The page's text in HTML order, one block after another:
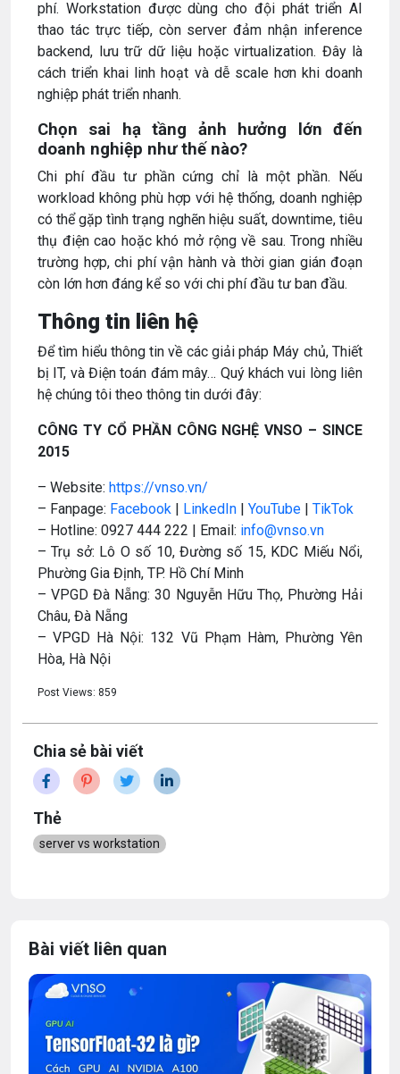
phí. Workstation được dùng cho đội phát triển AI
thao tác trực tiếp, còn server đảm nhận inference
backend, lưu trữ dữ liệu hoặc virtualization. Đây là
cách triển khai linh hoạt và dễ scale hơn khi doanh
nghiệp phát triển nhanh.
Chọn sai hạ tầng ảnh hưởng lớn đến
doanh nghiệp như thế nào?
Chi phí đầu tư phần cứng chỉ là một phần. Nếu
workload không phù hợp với hệ thống, doanh nghiệp
có thể gặp tình trạng nghẽn hiệu suất, downtime, tiêu
thụ điện cao hoặc khó mở rộng về sau. Trong nhiều
trường hợp, chi phí vận hành và thời gian gián đoạn
còn lớn hơn đáng kể so với chi phí đầu tư ban đầu.
Thông tin liên hệ
Để tìm hiểu thông tin về các giải pháp Máy chủ, Thiết
bị IT, và Điện toán đám mây… Quý khách vui lòng liên
hệ chúng tôi theo thông tin dưới đây:
CÔNG TY CỔ PHẦN CÔNG NGHỆ VNSO – SINCE
2015
– Website: https://vnso.vn/
– Fanpage: Facebook | LinkedIn | YouTube | TikTok
– Hotline: 0927 444 222 | Email: info@vnso.vn
– Trụ sở: Lô O số 10, Đường số 15, KDC Miếu Nổi,
Phường Gia Định, TP. Hồ Chí Minh
– VPGD Đà Nẵng: 30 Nguyễn Hữu Thọ, Phường Hải
Châu, Đà Nẵng
– VPGD Hà Nội: 132 Vũ Phạm Hàm, Phường Yên
Hòa, Hà Nội
Post Views: 859
Chia sẻ bài viết
Thẻ
server vs workstation
Bài viết liên quan